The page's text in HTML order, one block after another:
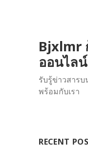
Bjxlmr
ออนไลน์
รับรู้ข่าวสาร
พร้อมกับเรา
RECENT